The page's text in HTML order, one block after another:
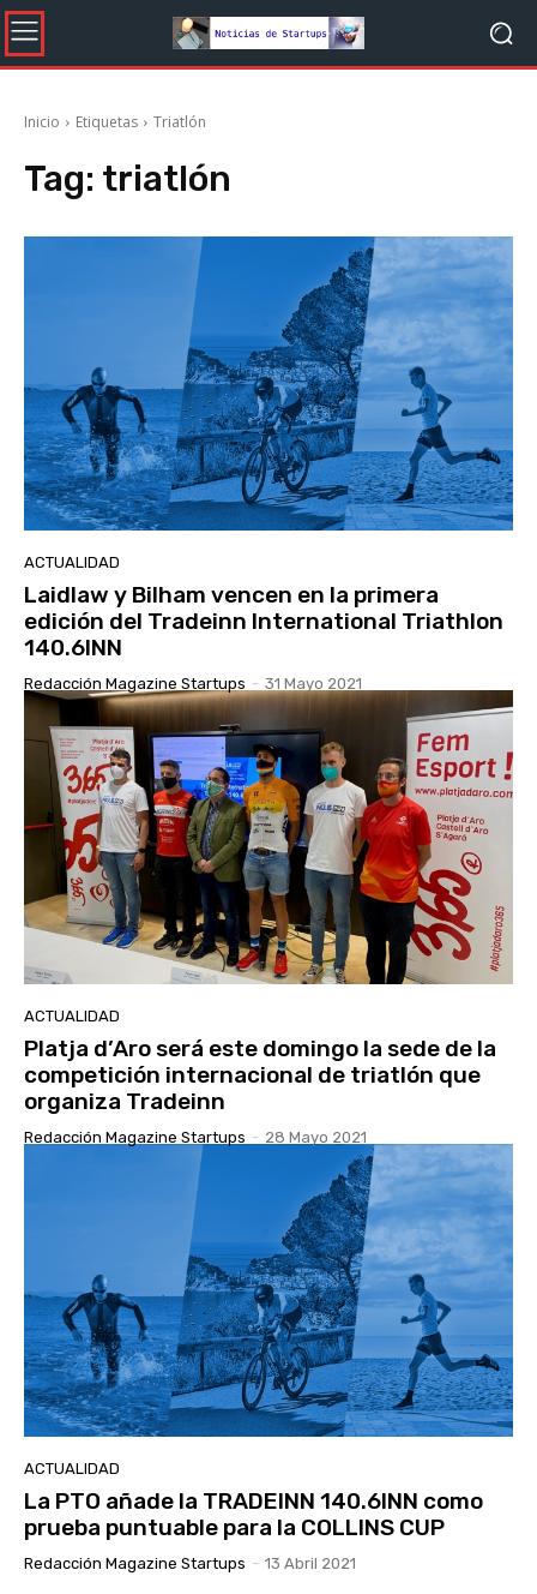
Inicio Etiquetas Triatlón
Tag: triatlón
ACTUALIDAD
Laidlaw y Bilham vencen en la primera
edición del Tradeinn International Triathlon
140.6INN
Redacción Magazine Startups - 31 Mayo 2021
ACTUALIDAD
Platja d’Aro será este domingo la sede de la
competición internacional de triatlón que
organiza Tradeinn
Redacción Magazine Startups - 28 Mayo 2021
ACTUALIDAD
La PTO añade la TRADEINN 140.6INN como
prueba puntuable para la COLLINS CUP
Redacción Magazine Startups - 13 Abril 2021